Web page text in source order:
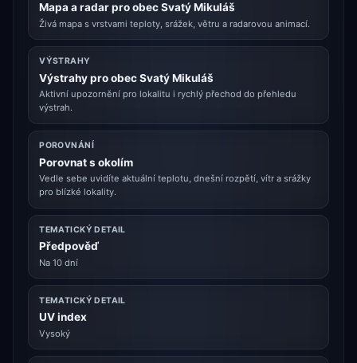
Mapa a radar pro obec Svatý Mikuláš
Živá mapa s vrstvami teploty, srážek, větru a radarovou animací.
VÝSTRAHY
Výstrahy pro obec Svatý Mikuláš
Aktivní upozornění pro lokalitu i rychlý přechod do přehledu
výstrah.
POROVNÁNÍ
Porovnat s okolím
Vedle sebe uvidíte aktuální teplotu, dnešní rozpětí, vítr a srážky
pro blízké lokality.
TEMATICKÝ DETAIL
Předpověď
Na 10 dní
TEMATICKÝ DETAIL
UV index
Vysoký